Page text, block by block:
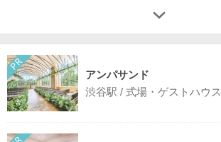
アンパサンド
渋谷駅 / 式場・ゲストハウス